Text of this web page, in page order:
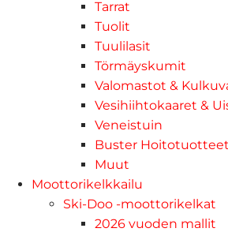
Tarrat
Tuolit
Tuulilasit
Törmäyskumit
Valomastot &
Vesihiihtokaaret &
Veneistuin
Buster Hoitotuotteet
Muut
Moottorikelkkailu
Ski-Doo -moottorikelkat
2026 vuoden mallit